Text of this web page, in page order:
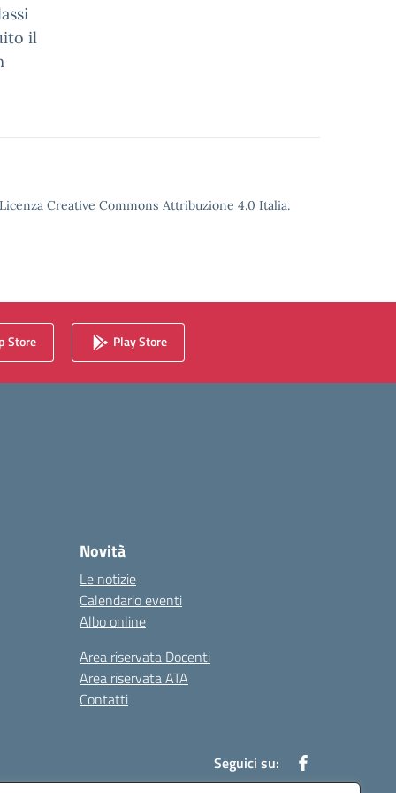
il
Creative Commons Attribuzione 4.0 Italia.
Store Play Store
Novità
Le notizie
Calendario eventi
Albo online
Area riservata Docenti
Area riservata ATA
Contatti
Seguici su: